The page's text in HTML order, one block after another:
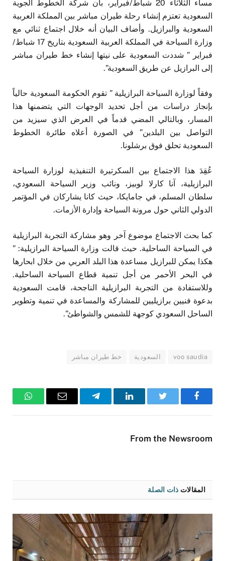
مساء الثلاثاء 20 شباط/فبراير، بأن شركة الخطوط الجوية
السعودية تعتزم إنشاء رحلة طيران مباشر بين المملكة العربية
السعودية والبرازيل. وأضاف البيان أنه خلال اجتماع ثنائي مع
وزارة السياحة في المملكة العربية السعودية بتاريخ 17 شباط/
فبراير ” شددت السعودية على نيتها إنشاء خط طيران مباشر
إلى البرازيل عن طريق السعودية”.
وفقاً لوزارة السياحة البرازيلية ” تقوم الحكومة السعودية حالياً
بإنجاز دراسات من أجل تحديد الوجهات التي يتضمنها هذا
المسار، وبالتالي المضي قدماً في العرض الذي سيزيد من
التواصل بين البلدين” في الصورة أعلاه طائرة الخطوط
السعودية تحلق فوق برشلونا.
عُقِدَ هذا الاجتماع بين السكرتيرة التنفيذية لوزارة السياحة
البرازيلية، آنا كارلا لوبيز، ونائب وزير السياحة السعودي،
سلطان المسلم، في جامايكا، حيث كانا يشاركان في المؤتمر
الدولي الثاني حول مرونة السياحة وإدارة الأزمات.
كما بحث الاجتماع موضوع آخر وهو مشاركة التجربة البرازيلية
في السياحة الساحلية. حيث قالت وزارة السياحة البرازيلية: ”
هكذا يمكن للبرازيل مساعدة هذا البلد العربي من خلال ابحارها
في البحر الأحمر من أجل تنمية قطاع السياحة الساحلية.
وللاستفادة من التجربة البرازيلية الناجحة، قامت السعودية
بدعوة فنيين برازيليين للمشاركة والمساعدة في تنمية وتطوير
الساحل السعودي كوجهة للشمس والشواطئ”.
voo saudia السعودية خط طيران مباشر
فيسبوك تويتر لينكدإن تيلقرام
البريد
واتساب
From the Newsroom
المقالات ذات الصلة